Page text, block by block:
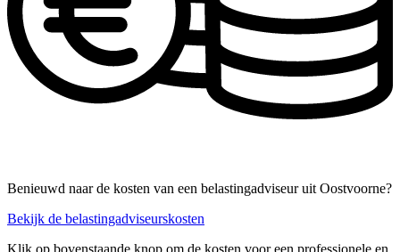
Benieuwd naar de kosten van een belastingadviseur uit Oostvoorne?
Bekijk de belastingadviseurskosten